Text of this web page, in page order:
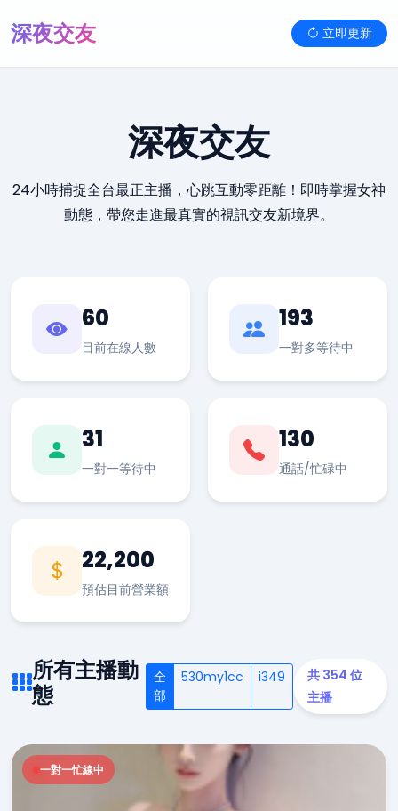
深夜交友 立即更新
深夜交友
24小時捕捉全台最正主播，心跳互動零距離！即時掌握女神
動態，帶您走進最真實的視訊交友新境界。
60
目前在線人數
193
一對多等待中
31
一對一等待中
130
通話/忙碌中
22,200
預估目前營業額
所有主播動
態
全
部
530my1cc i349
共 354 位
主播
一對一忙線中